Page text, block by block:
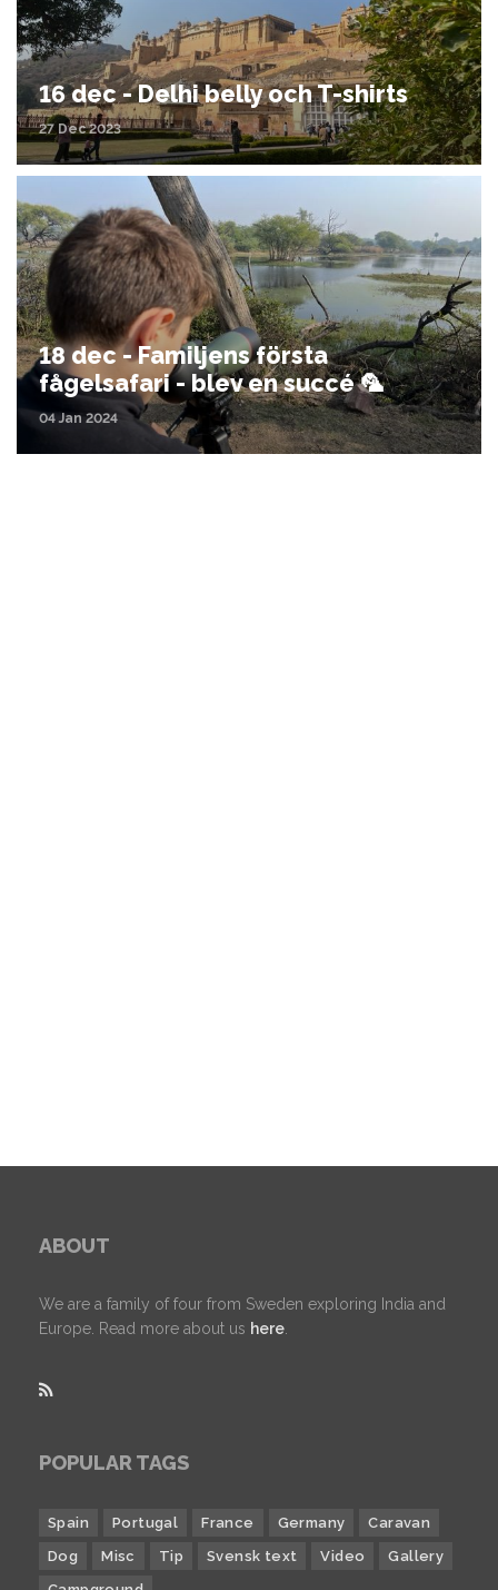
16 dec - Delhi belly och T-shirts
27 Dec 2023
18 dec - Familjens första
fågelsafari - blev en succé 🦜
04 Jan 2024
ABOUT
We are a family of four from Sweden exploring India and
Europe. Read more about us here
POPULAR TAGS
Spain Portugal France Germany
Caravan
Dog
Misc Tip Svensk text Video
Gallery